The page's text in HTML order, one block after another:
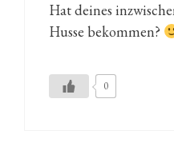
Hat deines
Husse bekommen?
0